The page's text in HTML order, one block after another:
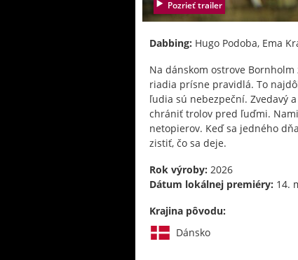
Pozrieť trailer
Dabbing: Hugo Podoba, Ema
Na dánskom ostrove
riadia prísne pravidlá. To
ľudia sú nebezpeční. Zvedavý
chrániť trolov pred ľuďmi.
netopierov. Keď sa jedného
zistiť, čo sa deje.
Rok výroby: 2026
Dátum lokálnej premiéry: 14.
Krajina pôvodu:
Dánsko